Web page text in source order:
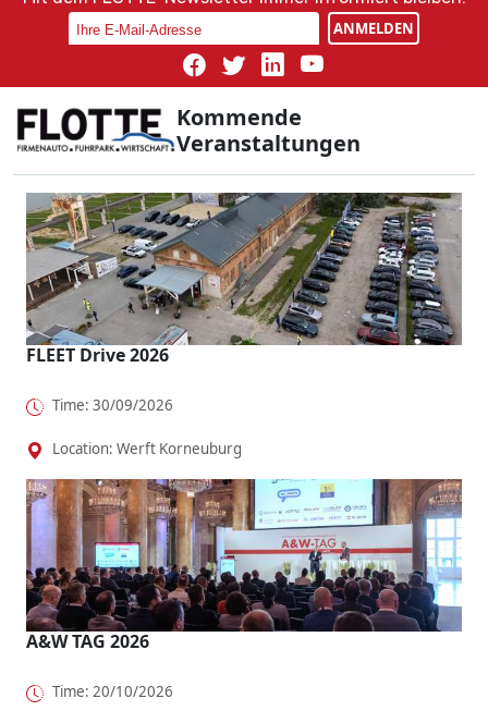
ANMELDEN
Kommende
Veranstaltungen
FLEET Drive 2026
Time: 30/09/2026
Location: Werft Korneuburg
A&W TAG 2026
Time: 20/10/2026